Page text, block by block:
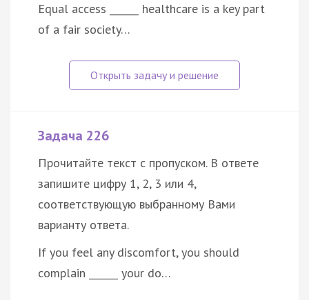
Equal access ______ healthcare is a key part
of a fair society…
Задача 226
Прочитайте текст с пропуском. В ответе
запишите цифру 1, 2, 3 или 4,
соответствующую выбранному Вами
варианту ответа.
If you feel any discomfort, you should
complain ______ your do…